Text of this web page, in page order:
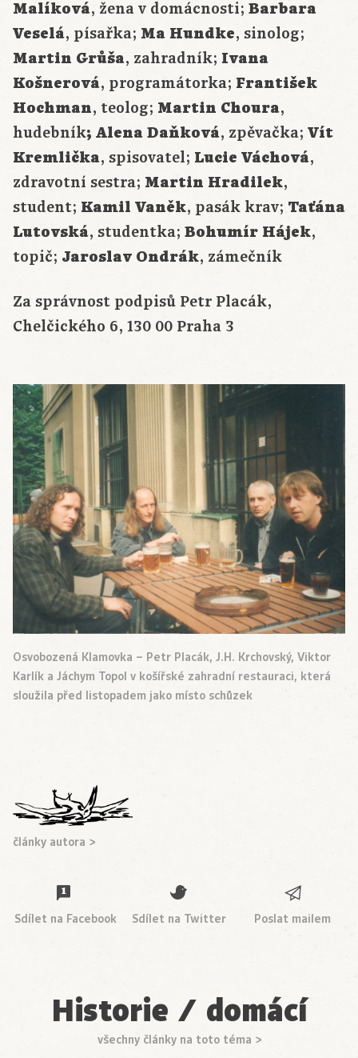
Malíková, žena v domácnosti; Barbara
Veselá, písařka; Ma Hundke, sinolog;
Martin Grůša, zahradník; Ivana
Košnerová, programátorka; František
Hochman, teolog; Martin Choura,
hudebník; Alena Daňková, zpěvačka; Vít
Kremlička, spisovatel; Lucie Váchová,
zdravotní sestra; Martin Hradilek,
student; Kamil Vaněk, pasák krav; Taťána
Lutovská, studentka; Bohumír Hájek,
topič; Jaroslav Ondrák, zámečník
Za správnost podpisů Petr Placák,
Chelčického 6, 130 00 Praha 3
Osvobozená Klamovka – Petr Placák, J.H. Krchovský, Viktor
Karlík a Jáchym Topol v košířské zahradní restauraci, která
sloužila před listopadem jako místo schůzek
články autora >
Sdílet na Facebook Sdílet na Twitter Poslat mailem
Historie / domácí
všechny články na toto téma >